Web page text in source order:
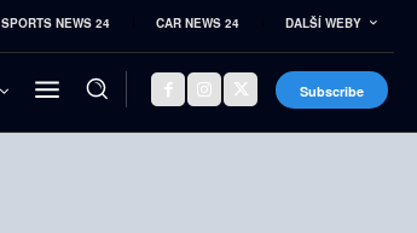
SPORTS NEWS 24 CAR NEWS 24 DALŠÍ WEBY
Subscribe